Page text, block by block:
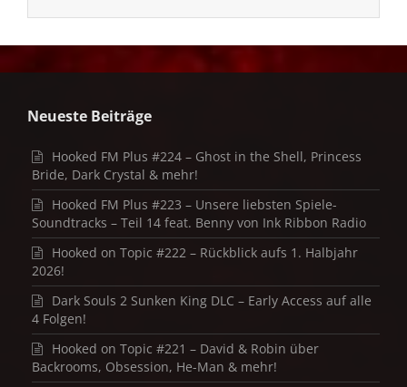
Neueste Beiträge
Hooked FM Plus #224 – Ghost in the Shell, Princess
Bride, Dark Crystal & mehr!
Hooked FM Plus #223 – Unsere liebsten Spiele-
Soundtracks – Teil 14 feat. Benny von Ink Ribbon Radio
Hooked on Topic #222 – Rückblick aufs 1. Halbjahr
2026!
Dark Souls 2 Sunken King DLC – Early Access auf alle
4 Folgen!
Hooked on Topic #221 – David & Robin über
Backrooms, Obsession, He-Man & mehr!